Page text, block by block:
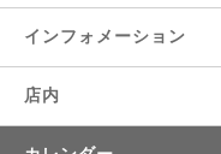
インフォメーション
店内